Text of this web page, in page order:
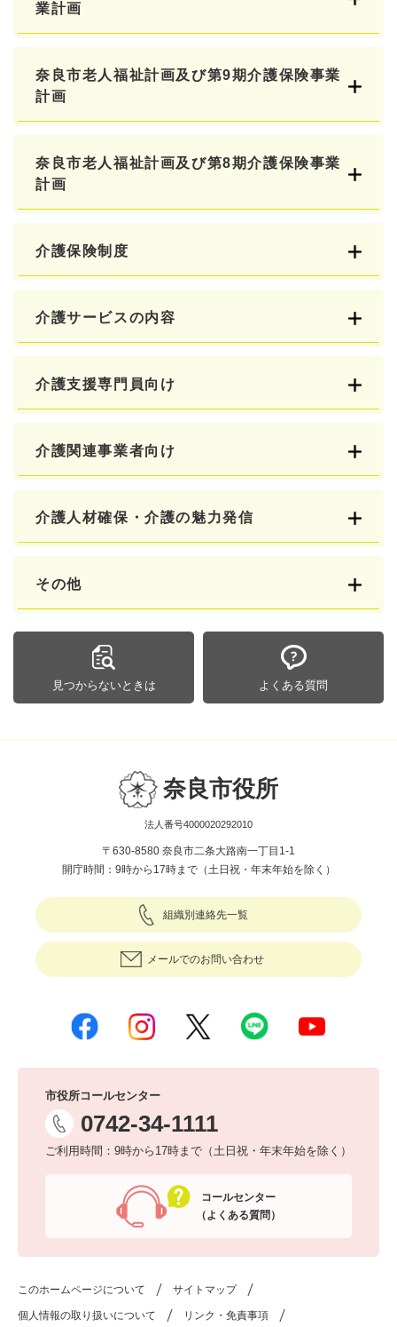
業計画
奈良市老人福祉計画及び第9期介護保険事業
計画
奈良市老人福祉計画及び第8期介護保険事業
計画
介護保険制度
介護サービスの内容
介護支援専門員向け
介護関連事業者向け
介護人材確保・介護の魅力発信
その他
見つからないときは よくある質問
奈良市役所
法人番号4000020292010
〒630-8580 奈良市二条大路南一丁目1-1
開庁時間：9時から17時まで（土日祝・年末年始を除く）
組織別連絡先一覧
メールでのお問い合わせ
市役所コールセンター
0742-34-1111
ご利用時間：9時から17時まで（土日祝・年末年始を除く）
コールセンター
（よくある質問）
このホームページについて サイトマップ
個人情報の取り扱いについて リンク・免責事項